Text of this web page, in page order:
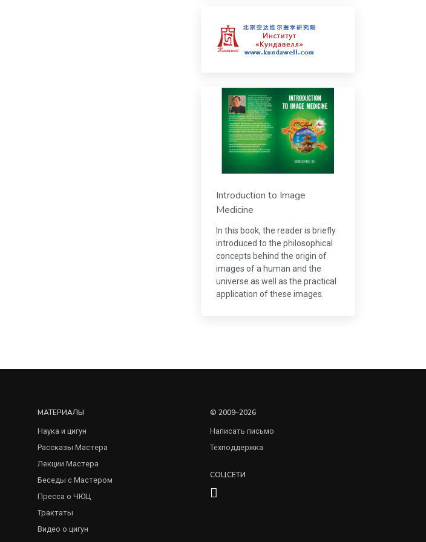
Introduction to Image
Medicine
In this book, the reader is briefly
introduced to the philosophical
concepts behind the origin of
images of a human and the
universe as well as the practical
application of these images.
МАТЕРИАЛЫ
Наука и цигун
Рассказы Мастера
Лекции Мастера
Беседы с Мастером
Пресса о ЧЮЦ
Трактаты
Видео о цигун
© 2009–2026
Написать письмо
Техподдержка
СОЦСЕТИ